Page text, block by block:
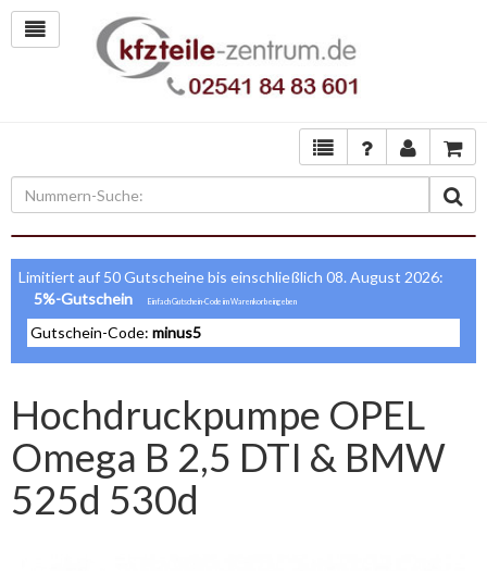
Limitiert auf 50 Gutscheine bis einschließlich 08. August 2026:
5%-Gutschein
Gutschein-Code: minus5
Hochdruckpumpe OPEL
Omega B 2,5 DTI & BMW
525d 530d